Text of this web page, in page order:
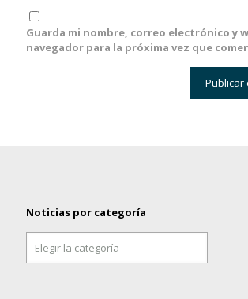
Guarda mi nombre, correo electrónico y
navegador para la próxima vez que
Noticias por categoría
por
categoría